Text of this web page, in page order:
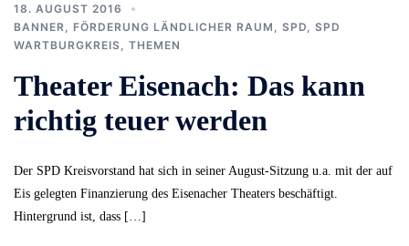
18. AUGUST 2016
BANNER
FÖRDERUNG LÄNDLICHER RAUM SPD
SPD
WARTBURGKREIS
THEMEN
Theater Eisenach: Das kann
richtig teuer werden
Der SPD Kreisvorstand hat sich in seiner August-Sitzung u.a. mit der auf
Eis gelegten Finanzierung des Eisenacher Theaters beschäftigt.
Hintergrund ist, dass […]